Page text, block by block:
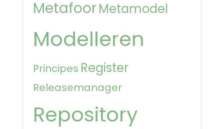
MetafoorMetamodel
Modelleren
Principes Register
Releasemanager
Repository